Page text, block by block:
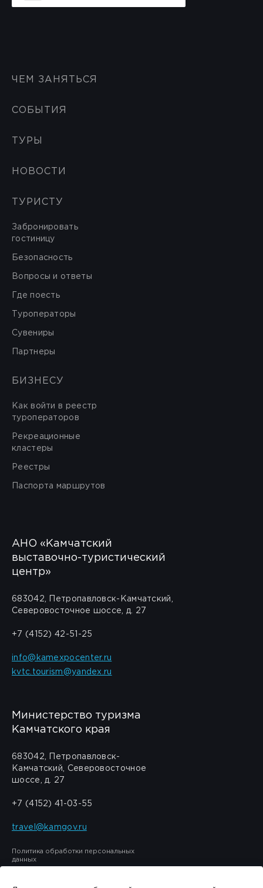
ЧЕМ ЗАНЯТЬСЯ
СОБЫТИЯ
ТУРЫ
НОВОСТИ
ТУРИСТУ
Забронировать
гостиницу
Безопасность
Вопросы и ответы
Где поесть
Туроператоры
Сувениры
Партнеры
БИЗНЕСУ
Как войти в реестр
туроператоров
Рекреационные
кластеры
Реестры
Паспорта маршрутов
АНО «Камчатский
выставочно-туристический
центр»
683042, Петропавловск-Камчатский,
Северовосточное шоссе, д. 27
+7 (4152) 42-51-25
info@kamexpocenter.ru
kvtc.tourism@yandex.ru
Министерство туризма
Камчатского края
683042, Петропавловск-
Камчатский, Северовосточное
шоссе, д. 27
+7 (4152) 41-03-55
travel@kamgov.ru
Политика обработки персональных
данных